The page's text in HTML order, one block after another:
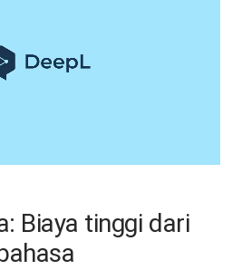
Biaya tinggi dari